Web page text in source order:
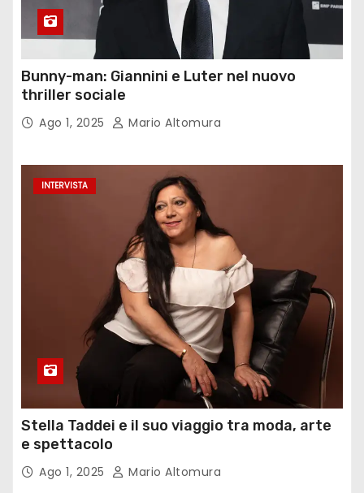
Bunny-man: Giannini e Luter nel nuovo
thriller sociale
Ago 1, 2025 Mario Altomura
INTERVISTA
Stella Taddei e il suo viaggio tra moda, arte
e spettacolo
Ago 1, 2025 Mario Altomura